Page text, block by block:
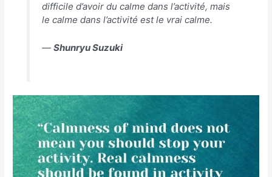
difficile d’avoir du calme dans l’activité, mais
le calme dans l’activité est le vrai calme.
― Shunryu Suzuki